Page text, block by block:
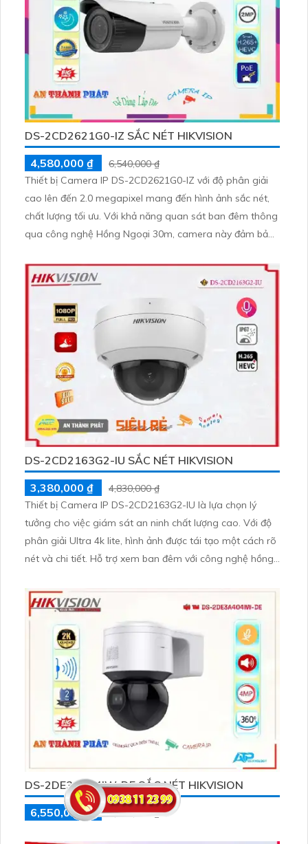
DS-2CD2621G0-IZ SẮC NÉT HIKVISION
4,580,000 ₫
6,540,000 ₫
Thiết bị Camera IP DS-2CD2621G0-IZ với độ phân giải
cao lên đến 2.0 megapixel mang đến hình ảnh sắc nét,
chất lượng tối ưu. Với khả năng quan sát ban đêm thông
qua công nghệ Hồng Ngoại 30m, camera này đảm bảo
trang bị công nghệ IP hiện đại, camera không bị giảm
chất lượng Hồng Ngoại SMD, phù hợp cho việc giám sát
căn hộ, nhà phố
DS-2CD2163G2-IU SẮC NÉT HIKVISION
3,380,000 ₫
4,830,000 ₫
Thiết bị Camera IP DS-2CD2163G2-IU là lựa chọn lý
tưởng cho việc giám sát an ninh chất lượng cao. Với độ
phân giải Ultra 4k lite, hình ảnh được tái tạo một cách rõ
nét và chi tiết. Hỗ trợ xem ban đêm với công nghệ hồng
trang bị công nghệ IP giúp giữ cho chất lượng hình ảnh
luôn đạt mức cao nhất
DS-2DE3A404IW-DE SẮC NÉT HIKVISION
6,550,000 ₫
9,220,000 ₫